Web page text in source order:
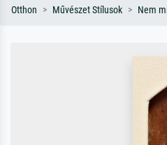
Otthon Művészet Stílusok Nem